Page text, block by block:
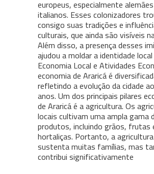
europeus, especialmente
italianos. Esses colonizadores
consigo suas tradições e
culturais, que ainda são visíveis
Além disso, a presença desses
ajudou a moldar a identidade
Economia Local e Atividades
economia de Araricá é
refletindo a evolução da cidade
anos. Um dos principais pilares
de Araricá é a agricultura. Os
locais cultivam uma ampla gama
produtos, incluindo grãos, frutas
hortaliças. Portanto, a
sustenta muitas famílias, mas
contribui significativamente